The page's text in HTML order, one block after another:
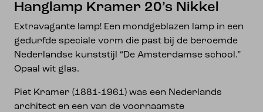
Hanglamp Kramer 20’s Nikkel
Extravagante lamp! Een mondgeblazen lamp in een
gedurfde speciale vorm die past bij de beroemde
Nederlandse kunststijl “De Amsterdamse school.”
Opaal wit glas.
Piet Kramer (1881-1961) was een Nederlands
architect en een van de voornaamste